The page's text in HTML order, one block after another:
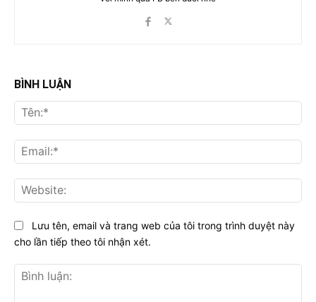
BÌNH LUẬN
Lưu tên, email và trang web của tôi trong trình duyệt này
cho lần tiếp theo tôi nhận xét.